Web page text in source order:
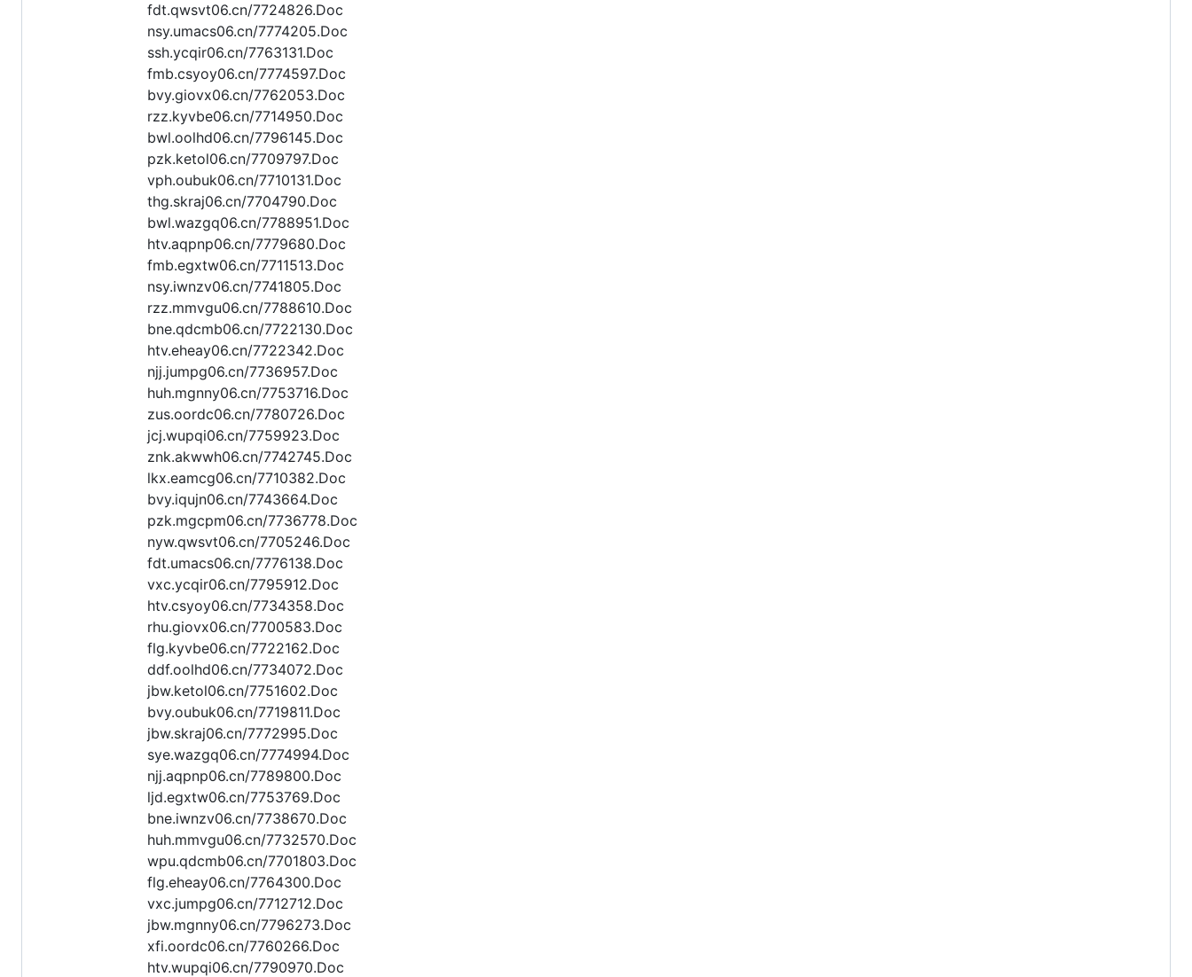
fdt.qwsvt06.cn/7724826.Doc
nsy.umacs06.cn/7774205.Doc
ssh.ycqir06.cn/7763131.Doc
fmb.csyoy06.cn/7774597.Doc
bvy.giovx06.cn/7762053.Doc
rzz.kyvbe06.cn/7714950.Doc
bwl.oolhd06.cn/7796145.Doc
pzk.ketol06.cn/7709797.Doc
vph.oubuk06.cn/7710131.Doc
thg.skraj06.cn/7704790.Doc
bwl.wazgq06.cn/7788951.Doc
htv.aqpnp06.cn/7779680.Doc
fmb.egxtw06.cn/7711513.Doc
nsy.iwnzv06.cn/7741805.Doc
rzz.mmvgu06.cn/7788610.Doc
bne.qdcmb06.cn/7722130.Doc
htv.eheay06.cn/7722342.Doc
njj.jumpg06.cn/7736957.Doc
huh.mgnny06.cn/7753716.Doc
zus.oordc06.cn/7780726.Doc
jcj.wupqi06.cn/7759923.Doc
znk.akwwh06.cn/7742745.Doc
lkx.eamcg06.cn/7710382.Doc
bvy.iqujn06.cn/7743664.Doc
pzk.mgcpm06.cn/7736778.Doc
nyw.qwsvt06.cn/7705246.Doc
fdt.umacs06.cn/7776138.Doc
vxc.ycqir06.cn/7795912.Doc
htv.csyoy06.cn/7734358.Doc
rhu.giovx06.cn/7700583.Doc
flg.kyvbe06.cn/7722162.Doc
ddf.oolhd06.cn/7734072.Doc
jbw.ketol06.cn/7751602.Doc
bvy.oubuk06.cn/7719811.Doc
jbw.skraj06.cn/7772995.Doc
sye.wazgq06.cn/7774994.Doc
njj.aqpnp06.cn/7789800.Doc
ljd.egxtw06.cn/7753769.Doc
bne.iwnzv06.cn/7738670.Doc
huh.mmvgu06.cn/7732570.Doc
wpu.qdcmb06.cn/7701803.Doc
flg.eheay06.cn/7764300.Doc
vxc.jumpg06.cn/7712712.Doc
jbw.mgnny06.cn/7796273.Doc
xfi.oordc06.cn/7760266.Doc
htv.wupqi06.cn/7790970.Doc